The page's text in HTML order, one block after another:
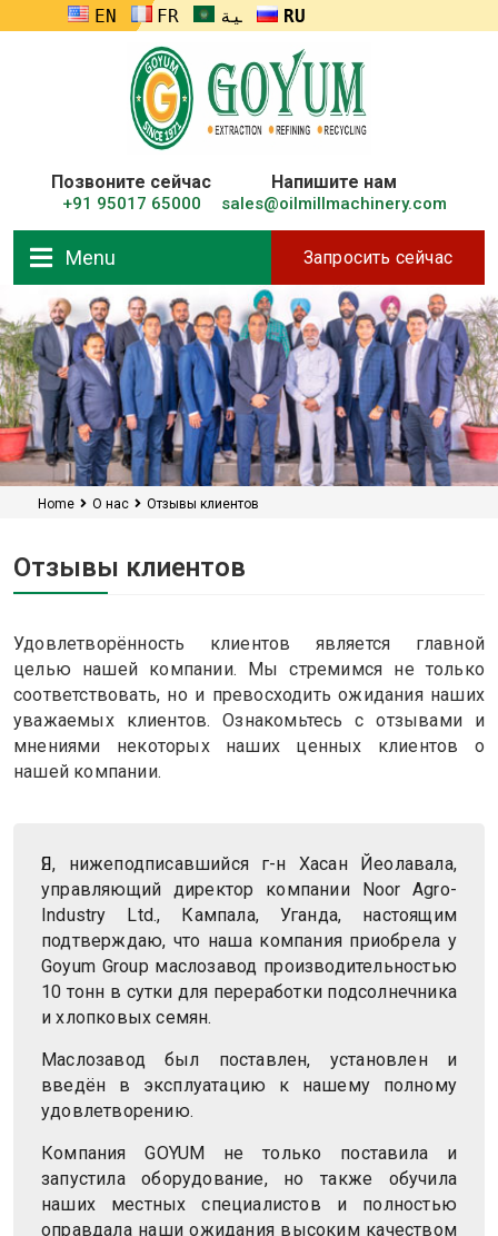
ENGLISHFRANÇAISالعربيةRUSSIA
Позвоните сейчас
+91 95017 65000
Напишите нам
sales@oilmillmachinery.com
Menu Запросить сейчас
Home О нас Отзывы клиентов
Отзывы клиентов
Удовлетворённость клиентов является главной
целью нашей компании. Мы стремимся не только
соответствовать, но и превосходить ожидания наших
уважаемых клиентов. Ознакомьтесь с отзывами и
мнениями некоторых наших ценных клиентов о
нашей компании.
Я, нижеподписавшийся г-н Хасан Йеолавала,
управляющий директор компании Noor Agro-
Industry Ltd., Кампала, Уганда, настоящим
подтверждаю, что наша компания приобрела у
Goyum Group маслозавод производительностью
10 тонн в сутки для переработки подсолнечника
и хлопковых семян.
Маслозавод был поставлен, установлен и
введён в эксплуатацию к нашему полному
удовлетворению.
Компания GOYUM не только поставила и
запустила оборудование, но также обучила
наших местных специалистов и полностью
оправдала наши ожидания высоким качеством